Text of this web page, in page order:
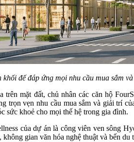
khối đế đáp ứng mọi nhu cầu mua sắm
trên mặt đất, chủ nhân các căn hộ
trọn vẹn nhu cầu mua sắm và giải trí
sức khoẻ cho mọi thế hệ trong gia đình.
của dự án là công viên ven sông
không gian văn hóa nghệ thuật và bến